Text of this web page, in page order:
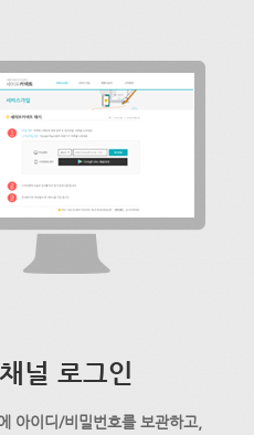
널 로그인
아이디/비밀번호를 보관하고,